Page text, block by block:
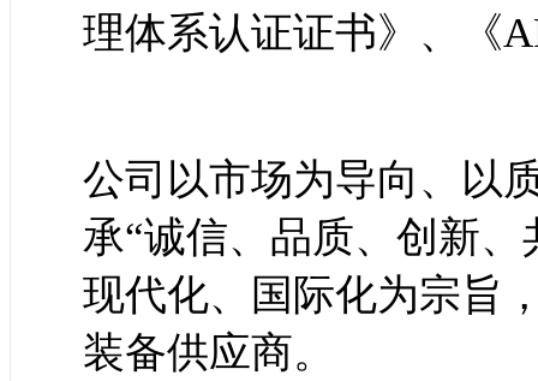
理体系认证证书》、《
公司以市场为导向、以
承“诚信、品质、创新
现代化、国际化为宗旨
装备供应商。